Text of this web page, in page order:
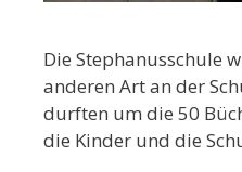
Die Stephanusschule
anderen Art an der
durften um die 50
die Kinder und die